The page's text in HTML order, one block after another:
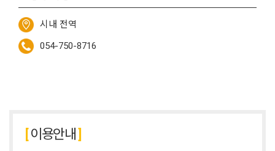
시내 전역
054-750-8716
이용안내